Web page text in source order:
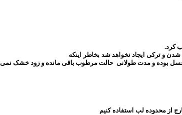
و ترکی ایجاد نخواهد شد بخاطر اینکه
و مدت طولانی حالت مرطوب باقی مانده و زود خشک نمی شود
از محدوده لب استفاده کنیم